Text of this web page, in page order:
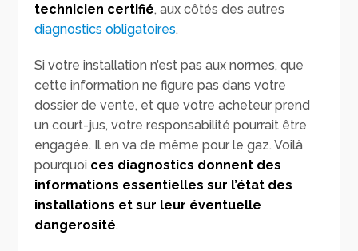
technicien certifié, aux côtés des autres
diagnostics obligatoires.
Si votre installation n’est pas aux normes, que
cette information ne figure pas dans votre
dossier de vente, et que votre acheteur prend
un court-jus, votre responsabilité pourrait être
engagée. Il en va de même pour le gaz. Voilà
pourquoi ces diagnostics donnent des
informations essentielles sur l’état des
installations et sur leur éventuelle
dangerosité.